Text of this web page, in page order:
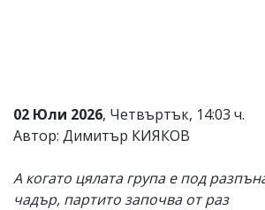
носи
отговорност
Ако
откриете
02 Юли 2026, Четвъртък, 14:03 ч.
Автор: Димитър КИЯКОВ
А когато цялата група е под
чадър, партито започва от раз